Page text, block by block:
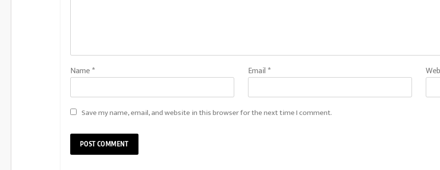
Name* Email *
Save my name, email, and website in this browser for the next time I comment.